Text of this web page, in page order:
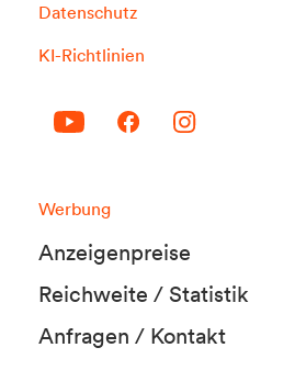
Datenschutz
KI-Richtlinien
Werbung
Anzeigenpreise
Reichweite / Statistik
Anfragen / Kontakt